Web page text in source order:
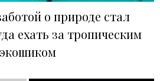
о природе стал
ехать за тропическим
экошиком